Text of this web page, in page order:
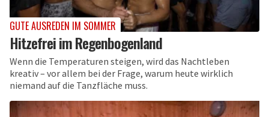
GUTE AUSREDEN IM SOMMER
Hitzefrei im Regenbogenland
Wenn die Temperaturen steigen, wird das Nachtleben
kreativ – vor allem bei der Frage, warum heute wirklich
niemand auf die Tanzfläche muss.